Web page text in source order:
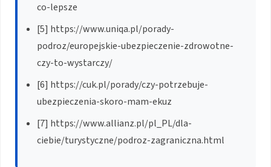
co-lepsze
[5] https://www.uniqa.pl/porady-
podroz/europejskie-ubezpieczenie-zdrowotne-
czy-to-wystarczy/
[6] https://cuk.pl/porady/czy-potrzebuje-
ubezpieczenia-skoro-mam-ekuz
[7] https://www.allianz.pl/pl_PL/dla-
ciebie/turystyczne/podroz-zagraniczna.html